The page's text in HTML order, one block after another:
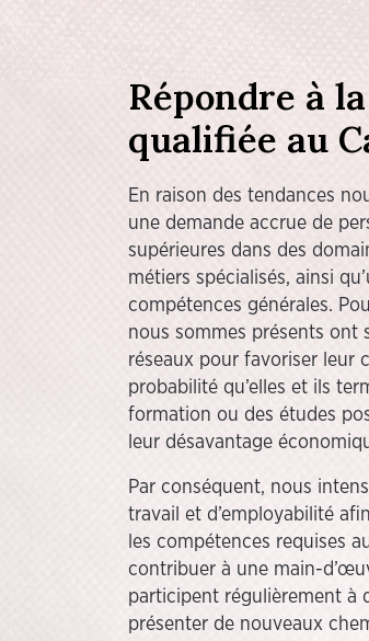
Répondre à
qualifiée au
En raison des tendances
une demande accrue de
supérieures dans des
métiers spécialisés, ainsi
compétences générales.
nous sommes présents ont
réseaux pour favoriser leur
probabilité qu’elles et ils
formation ou des études
leur désavantage
Par conséquent, nous
travail et d’employabilité
les compétences requises
contribuer à une main-
participent régulièrement à
présenter de nouveaux